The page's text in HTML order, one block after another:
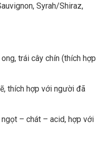
Syrah/Shiraz,
trái cây chín (thích hợp
thích hợp với người đã
– chát – acid, hợp với